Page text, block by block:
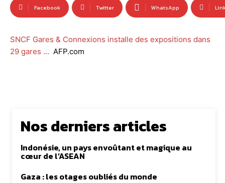
Facebook Twitter WhatsApp
SNCF Gares & Connexions installe des expositions dans
29 gares … AFP.com
Nos derniers articles
Indonésie, un pays envoûtant et magique au
cœur de l’ASEAN
Gaza : les otages oubliés du monde